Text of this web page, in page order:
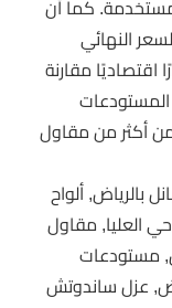
كما أن
النهائي
اقتصاديًا مقارنة
المستودعات
أكثر من مقاول
بالرياض, ألواح
العليا, مقاول
مستودعات
عزل ساندوتش